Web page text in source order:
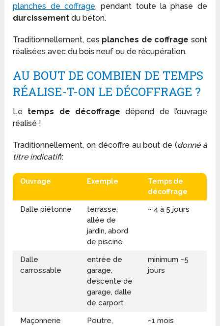
planches de coffrage, pendant toute la phase de
durcissement du béton.
Traditionnellement, ces planches de coffrage sont
réalisées avec du bois neuf ou de récupération.
AU BOUT DE COMBIEN DE TEMPS
RÉALISE-T-ON LE DÉCOFFRAGE ?
Le temps de décoffrage dépend de l’ouvrage
réalisé !
Traditionnellement, on décoffre au bout de (donné à
titre indicatif):
Ouvrage Exemple
Temps de
décoffrage
Dalle piétonne
terrasse,
allée de
jardin, abord
de piscine
~ 4 à 5 jours
Dalle
carrossable
entrée de
garage,
descente de
garage, dalle
de carport
minimum ~5
jours
Maçonnerie
Poutre,
~1 mois